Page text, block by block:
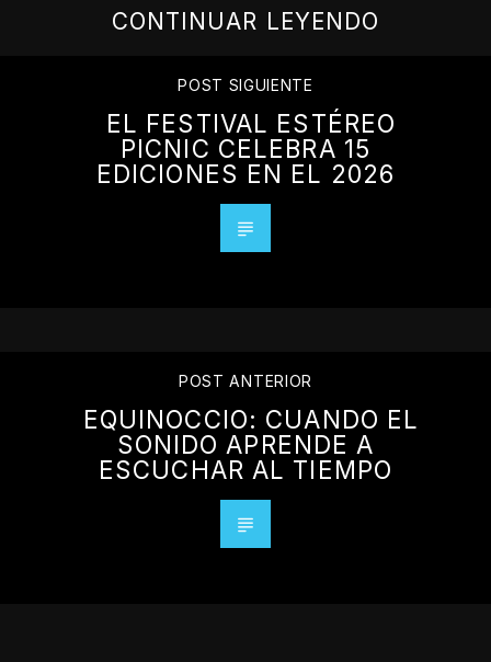
CONTINUAR LEYENDO
POST SIGUIENTE
EL FESTIVAL ESTÉREO
PICNIC CELEBRA 15
EDICIONES EN EL 2026
POST ANTERIOR
EQUINOCCIO: CUANDO EL
SONIDO APRENDE A
ESCUCHAR AL TIEMPO